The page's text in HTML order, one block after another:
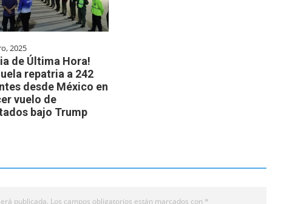
2025
de Última Hora!
repatria a 242
desde México en
vuelo de
bajo Trump
publicada. Los campos obligatorios están marcados con *